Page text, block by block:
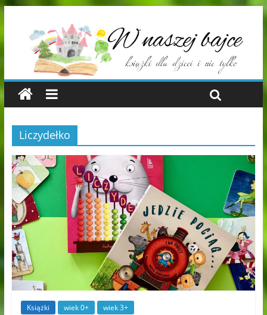
Liczydełko
Książki wiek 0+ wiek 3+